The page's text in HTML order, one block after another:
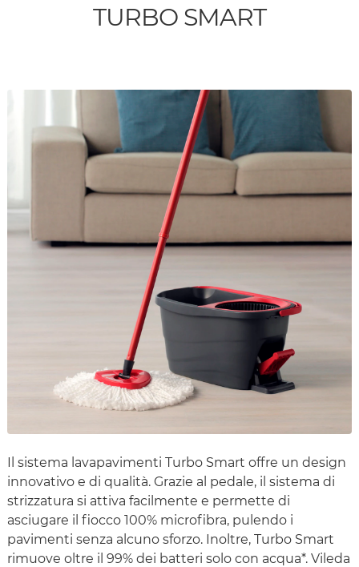
TURBO SMART
Il sistema lavapavimenti Turbo Smart offre un design
innovativo e di qualità. Grazie al pedale, il sistema di
strizzatura si attiva facilmente e permette di
asciugare il fiocco 100% microfibra, pulendo i
pavimenti senza alcuno sforzo. Inoltre, Turbo Smart
rimuove oltre il 99% dei batteri solo con acqua*. Vileda